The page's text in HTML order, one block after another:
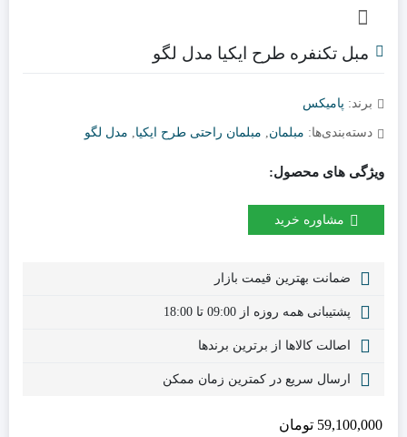
مبل تکنفره طرح ایکیا مدل لگو
برند: پامیکس
دسته‌بندی‌ها: مبلمان, مبلمان راحتی طرح ایکیا, مدل لگو
ویژگی های محصول:
مشاوره خرید
ضمانت بهترین قیمت بازار
پشتیبانی همه روزه از 09:00 تا 18:00
اصالت کالاها از برترین برندها
ارسال سریع در کمترین زمان ممکن
59,100,000 تومان